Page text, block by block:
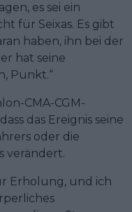
es sei ein
für Seixas. Es gibt
haben, ihn bei der
hat seine
Punkt.“
CMA-CGM-
das Ereignis seine
oder die
verändert.
Erholung, und ich